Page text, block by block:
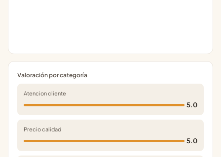
Valoración por categoría
Atencion cliente
5.0
Precio calidad
5.0